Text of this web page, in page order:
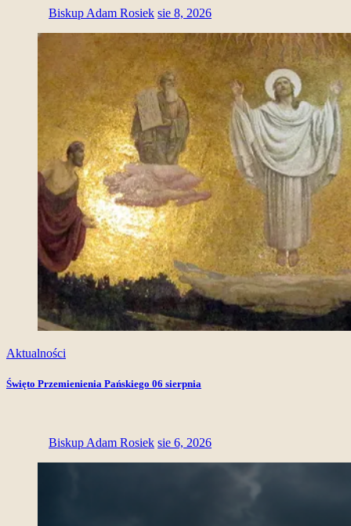
Biskup Adam Rosiek sie 8, 2026
Aktualności
Święto Przemienienia Pańskiego 06 sierpnia
Biskup Adam Rosiek sie 6, 2026